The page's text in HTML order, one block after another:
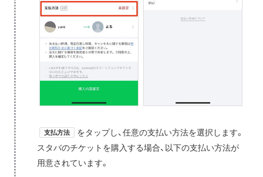
支払方法
をタップし、任意の支払い方法を選択します。
スタバのチケットを購入する場合、以下の支払い方法が
用意されています。